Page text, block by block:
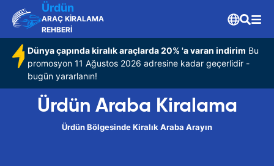
Ürdün
ARAÇ KİRALAMA
REHBERİ
Dünya çapında kiralık araçlarda 20% 'a varan indirim Bu
promosyon 11 Ağustos 2026 adresine kadar geçerlidir -
bugün yararlanın!
Ürdün Araba Kiralama
Ürdün Bölgesinde Kiralık Araba Arayın